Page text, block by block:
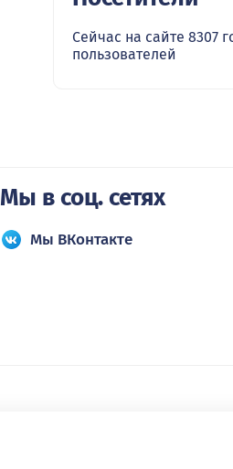
Сейчас на сайте 8307
пользователей
Мы в соц. сетях
Мы ВКонтакте